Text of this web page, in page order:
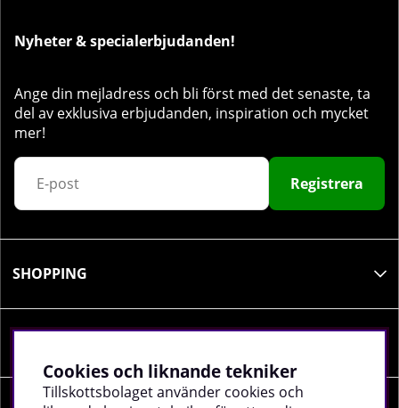
Nyheter & specialerbjudanden!
Ange din mejladress och bli först med det senaste, ta
del av exklusiva erbjudanden, inspiration och mycket
mer!
Registrera
SHOPPING
Cookies och liknande tekniker
Tillskottsbolaget använder cookies och